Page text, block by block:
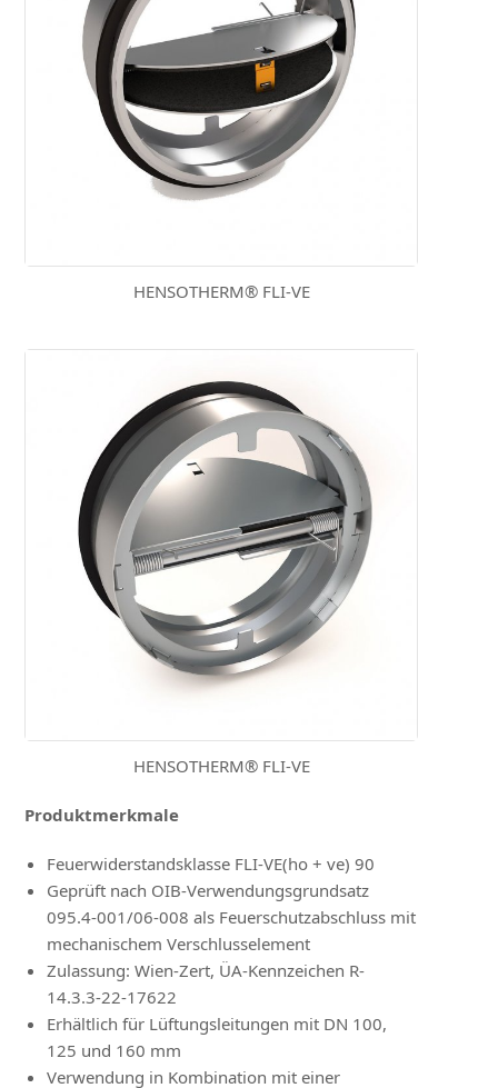
HENSOTHERM® FLI-VE
HENSOTHERM® FLI-VE
Produktmerkmale
Feuerwiderstandsklasse FLI-VE(ho + ve) 90
Geprüft nach OIB-Verwendungsgrundsatz
095.4-001/06-008 als Feuerschutzabschluss mit
mechanischem Verschlusselement
Zulassung: Wien-Zert, ÜA-Kennzeichen R-
14.3.3-22-17622
Erhältlich für Lüftungsleitungen mit DN 100,
125 und 160 mm
Verwendung in Kombination mit einer